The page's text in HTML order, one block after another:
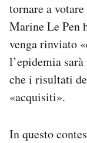
tornare a
Marine Le Pen
venga rinviato
l’epidemia
che i risultati
«acquisiti».
In questo